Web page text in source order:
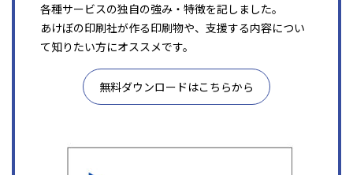
各種サービスの独自の強み・特徴を記しました。
あけぼの印刷社が作る印刷物や、支援する内容につい
て知りたい方にオススメです。
無料ダウンロードはこちらから